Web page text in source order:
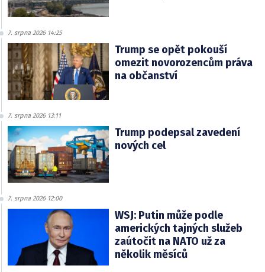
7. srpna 2026 14:25
Trump se opět pokouší
omezit novorozencům práva
na občanství
7. srpna 2026 13:11
Trump podepsal zavedení
nových cel
7. srpna 2026 12:00
WSJ: Putin může podle
amerických tajných služeb
zaútočit na NATO už za
několik měsíců